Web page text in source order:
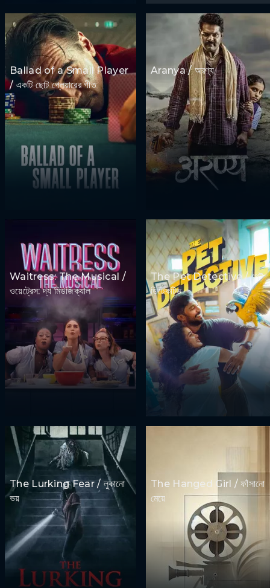
Ballad of a Small Player
/ একটি ছোট প্লেয়ারের গীত
Aranya / অরণ্য
Waitress: The Musical /
ওয়েট্রেস: দ্য মিউজিক্যাল
The Pet Detective / পেট
ডিটেকটিভ
The Lurking Fear / লুকানো
ভয়
The Hanged Girl / ফাঁসানো
মেয়ে